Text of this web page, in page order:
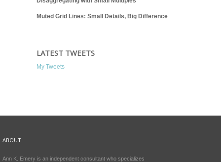
Muted Grid Lines: Small Details, Big Difference
LATEST TWEETS
My Tweets
ABOUT
Ann K. Emery is an independent consultant who specializes